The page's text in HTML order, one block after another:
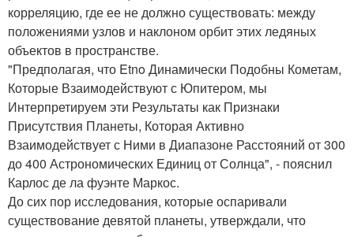
корреляцию, где ее не должно существовать: между
положениями узлов и наклоном орбит этих ледяных
объектов в пространстве.
"Предполагая, что Etno Динамически Подобны Кометам,
Которые Взаимодействуют с Юпитером, мы
Интерпретируем эти Результаты как Признаки
Присутствия Планеты, Которая Активно
Взаимодействует с Ними в Диапазоне Расстояний от 300
до 400 Астрономических Единиц от Солнца", - пояснил
Карлос де ла фуэнте Маркос.
До сих пор исследования, которые оспаривали
существование девятой планеты, утверждали, что